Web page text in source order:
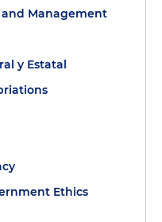
Management
y Estatal
Ethics